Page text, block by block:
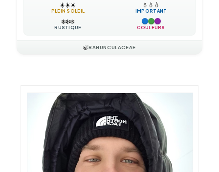
☀️☀️☀️
PLEIN SOLEIL
💧 💧 💧
IMPORTANT
❄️❄️❄️
RUSTIQUE COULEURS
🍃RANUNCULACEAE